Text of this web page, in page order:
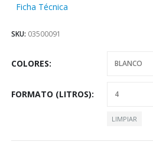
Ficha Técnica
SKU: 03500091
COLORES
FORMATO (LITROS)
LIMPIAR